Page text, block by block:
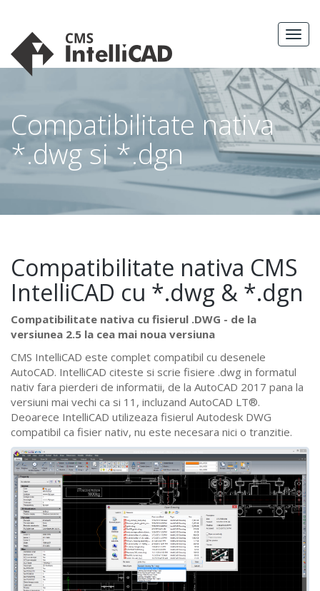
content
Compatibilitate nativa
*.dwg si *.dgn
Compatibilitate nativa CMS
IntelliCAD cu *.dwg & *.dgn
Compatibilitate nativa cu fisierul .DWG - de la
versiunea 2.5 la cea mai noua versiuna
CMS IntelliCAD este complet compatibil cu desenele
AutoCAD. IntelliCAD citeste si scrie fisiere .dwg in formatul
nativ fara pierderi de informatii, de la AutoCAD 2017 pana la
versiuni mai vechi ca si 11, incluzand AutoCAD LT®.
Deoarece IntelliCAD utilizeaza fisierul Autodesk DWG
compatibil ca fisier nativ, nu este necesara nici o tranzitie.